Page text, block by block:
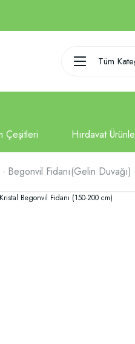
Tüm
Begonvil Fidanı(Gelin Duvağı)